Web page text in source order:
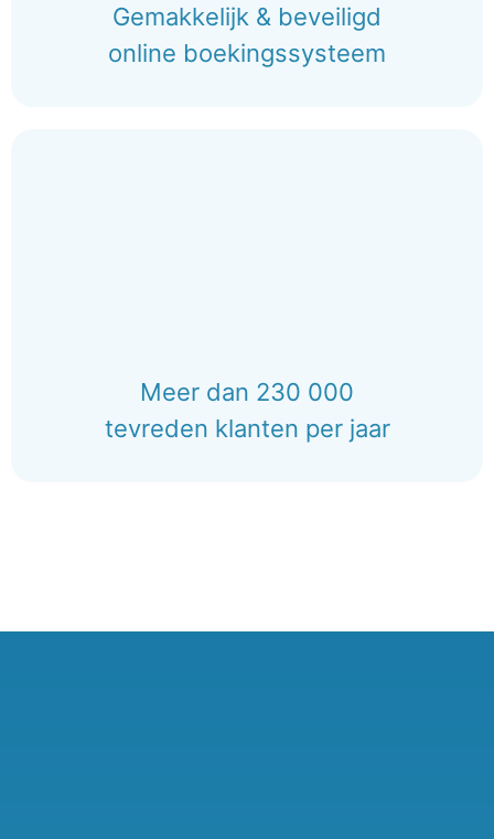
Gemakkelijk & beveiligd
online boekingssysteem
Meer dan 230 000
tevreden klanten per jaar